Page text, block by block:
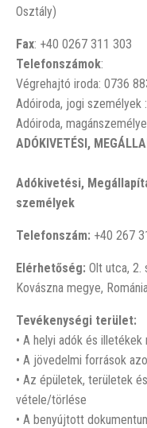
Osztály)
Fax: +40 0267 311 303
Telefonszámok:
Végrehajtó iroda: 0736
Adóiroda, jogi személyek
Adóiroda,
ADÓKIVETÉSI,
Adókivetési,
személyek
Telefonszám: +40 267
Elérhetőség: Olt utca, 2.
Kovászna megye,
Tevékenységi terület:
• A helyi adók és
• A jövedelmi források
• Az épületek, területek
vétele/törlése
• A benyújtott